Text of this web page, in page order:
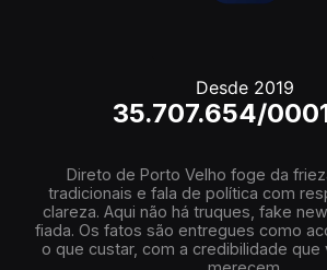
Desde 2019
35.707.654/
Direto de Porto Velho foge da
tradicionais e fala de política com
clareza. Aqui não há truques, fake
fiada. Os fatos são entregues como
o que custar, com a credibilidade que